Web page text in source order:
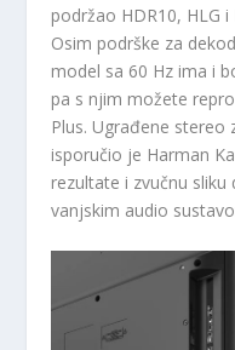
podržao HDR10, HLG
Osim podrške za
model sa 60 Hz ima i
pa s njim možete
Plus. Ugrađene stereo
isporučio je Harman
rezultate i zvučnu
vanjskim audio